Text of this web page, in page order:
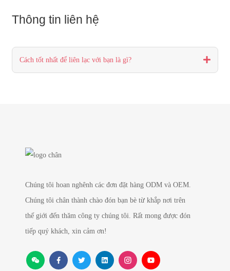
Thông tin liên hệ
Cách tốt nhất để liên lạc với bạn là gì?
Chúng tôi hoan nghênh các đơn đặt hàng ODM và OEM.
Chúng tôi chân thành chào đón bạn bè từ khắp nơi trên
thế giới đến thăm công ty chúng tôi. Rất mong được đón
tiếp quý khách, xin cảm ơn!